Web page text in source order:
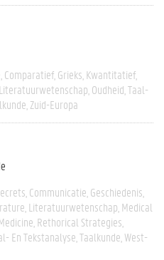
Comparatief Grieks Kwantitatief
Literatuurwetenschap Oudheid Taal-
Zuid-Europa
Communicatie Geschiedenis
Literatuurwetenschap Medical
Rethorical Strategies
En Tekstanalyse Taalkunde West-